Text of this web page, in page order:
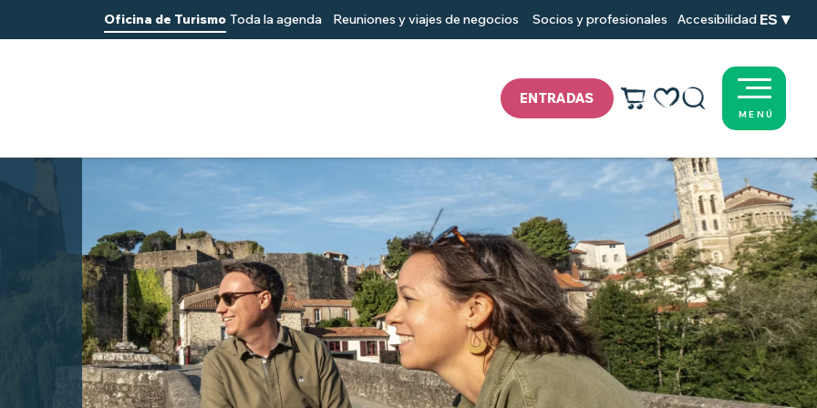
ENTRADAS
Voir les favoris
Buscar
Oficina de Turismo Toda la agenda Reuniones y viajes de negocios Socios y profesionales Accesibilidad ES
MENÚ